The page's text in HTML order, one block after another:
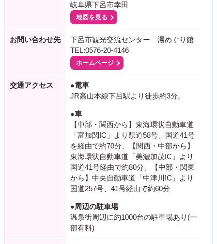
岐阜県下呂市幸田
地図を見る
お問い合わせ先
下呂市観光交流センター 湯めぐり館
TEL:0576-20-4146
ホームページ
交通アクセス
●電車
JR高山本線下呂駅より徒歩約3分。
●車
【中部・関西から】東海環状自動車道
「富加関IC」より県道58号、国道41号
を経由で約70分、【関西・中部から】
東海環状自動車道「美濃加茂IC」より
国道41号経由で約80分、【中部・関東
から】中央自動車道「中津川IC」より
国道257号、41号経由で約60分
●周辺の駐車場
温泉街周辺に約1000台の駐車場あり(一
部有料)